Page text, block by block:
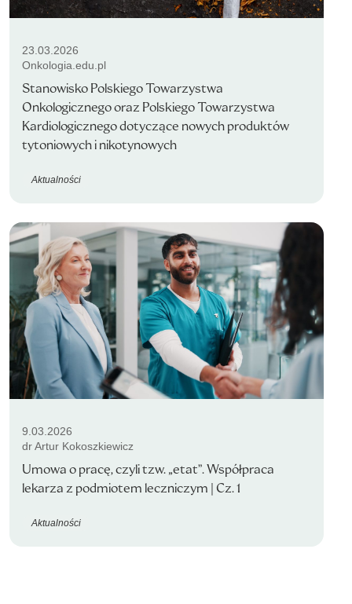
23.03.2026
Onkologia.edu.pl
Stanowisko Polskiego Towarzystwa
Onkologicznego oraz Polskiego Towarzystwa
Kardiologicznego dotyczące nowych produktów
tytoniowych i nikotynowych
Aktualności
9.03.2026
dr Artur Kokoszkiewicz
Umowa o pracę, czyli tzw. „etat”. Współpraca
lekarza z podmiotem leczniczym | Cz. 1
Aktualności